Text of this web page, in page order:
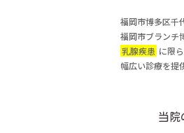
福岡市博多区千
福岡市ブランチ
乳腺疾患 に限ら
幅広い診療を提
当院